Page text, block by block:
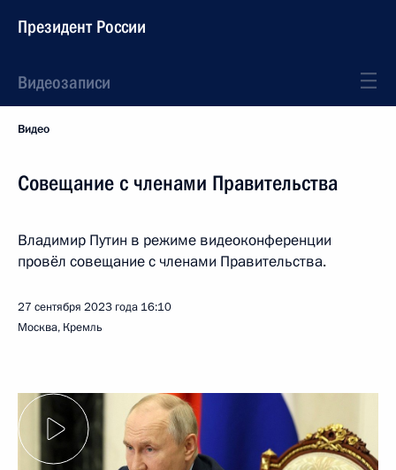
Президент России
Видеозаписи
Видео
Совещание с членами Правительства
Владимир Путин в режиме видеоконференции
провёл совещание с членами Правительства.
27 сентября 2023 года 16:10
Москва, Кремль